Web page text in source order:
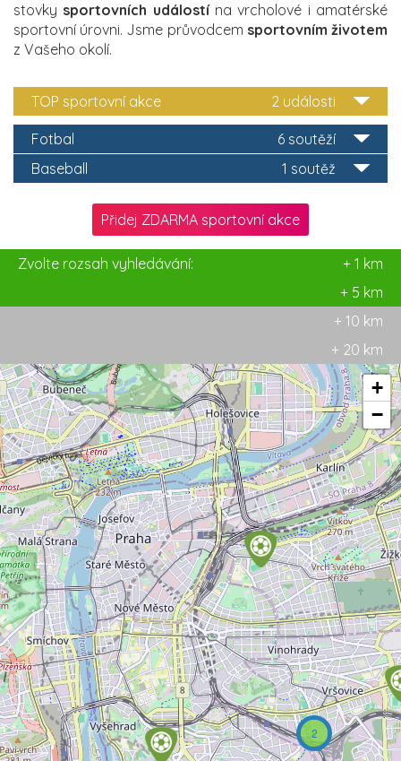
stovky sportovních událostína vrcholové i amatérské
sportovní úrovni. Jsme průvodcem sportovním životem
z Vašeho okolí.
2 události
TOP sportovní akce
6 soutěží
Fotbal
1 soutěž
Baseball
Přidej ZDARMA sportovní akce
Zvolte rozsah vyhledávání:
+ 1 km
+ 5 km
+ 10 km
+ 20 km
2
+
−